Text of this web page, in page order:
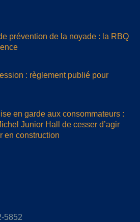
prévention de la noyade : la RBQ
: règlement publié pour
en garde aux consommateurs :
Junior Hall de cesser d’agir
en construction
5852